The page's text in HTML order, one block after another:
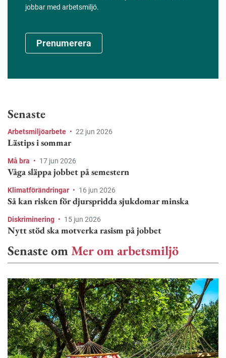
jobbar med arbetsmiljö.
Prenumerera
Senaste
Arbetsmiljöarbete • 22 jun 2026
Lästips i sommar
Må bra • 17 jun 2026
Våga släppa jobbet på semestern
Klimatförändringar • 16 jun 2026
Så kan risken för djurspridda sjukdomar minska
Diskriminering • 15 jun 2026
Nytt stöd ska motverka rasism på jobbet
Senaste omMer om arbetsmiljö